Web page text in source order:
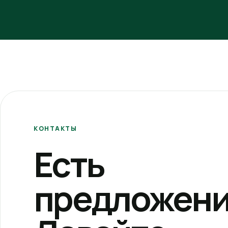
КОНТАКТЫ
Есть